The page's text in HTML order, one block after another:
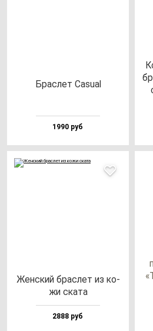
Брас­лет Casu­al
1990 руб
Жен­ский брас­лет из ко­
жи ска­та
2888 руб